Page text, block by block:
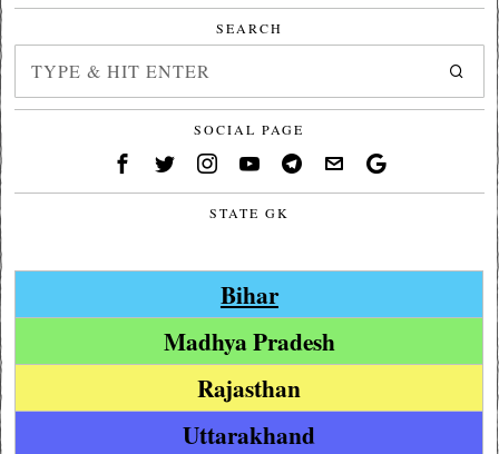
SEARCH
SOCIAL PAGE
STATE GK
Bihar
Madhya Pradesh
Rajasthan
Uttarakhand